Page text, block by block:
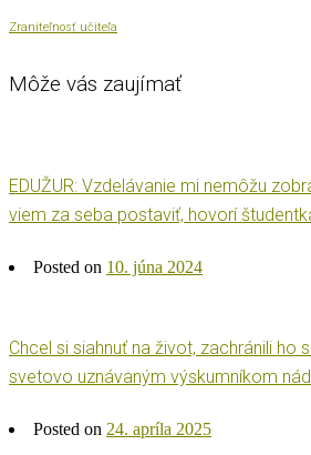
Zraniteľnosť učiteľa
Môže vás zaujímať
EDUŽUR: Vzdelávanie mi nemôžu
viem za seba postaviť, hovorí
Posted on 10. júna 2024
Chcel si siahnuť na život, zachránili ho
svetovo uznávaným výskumníkom
Posted on 24. apríla 2025